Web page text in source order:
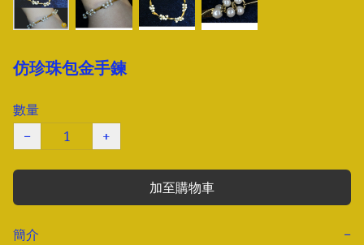
仿珍珠包金手鍊
數量
−
+
加至購物車
簡介
−